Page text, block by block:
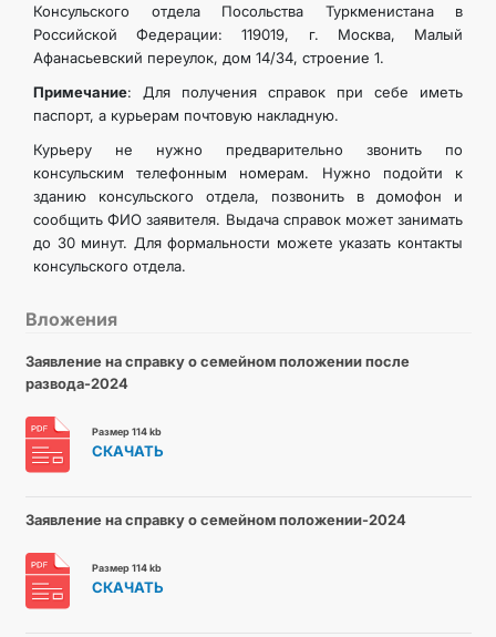
Консульского отдела Посольства Туркменистана в
Российской Федерации: 119019, г. Москва, Малый
Афанасьевский переулок, дом 14/34, строение 1.
Примечание: Для получения справок при себе иметь
паспорт, а курьерам почтовую накладную.
Курьеру не нужно предварительно звонить по
консульским телефонным номерам. Нужно подойти к
зданию консульского отдела, позвонить в домофон и
сообщить ФИО заявителя. Выдача справок может занимать
до 30 минут. Для формальности можете указать контакты
консульского отдела.
Вложения
Заявление на справку о семейном положении после
развода-2024
Размер 114 kb
СКАЧАТЬ
Заявление на справку о семейном положении-2024
Размер 114 kb
СКАЧАТЬ